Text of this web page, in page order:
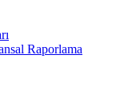
Raporlama